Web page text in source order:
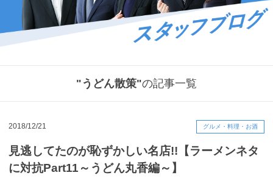
"うどん散策"の記事一覧
2018/12/21 グルメ・料理・お酒
見逃してたのが恥ずかしい名店!!【ラーメンネタ
に対抗Part11～うどん丸香編～】